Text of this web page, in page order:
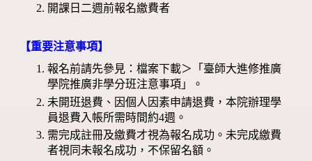
開課日二週前報名繳費者
【重要注意事項】
報名前請先參見：檔案下載＞「臺師大進修推廣
學院推廣非學分班注意事項」。
未開班退費、因個人因素申請退費，本院辦理學
員退費入帳所需時間約4週。
需完成註冊及繳費才視為報名成功。未完成繳費
者視同未報名成功，不保留名額。